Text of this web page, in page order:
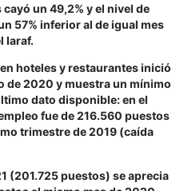
un 49,2% y el nivel de
57% inferior al de igual mes
Iaraf.
hoteles y restaurantes inició
de 2020 y muestra un mínimo
dato disponible: en el
fue de 216.560 puestos
trimestre de 2019 (caída
(201.725 puestos) se aprecia